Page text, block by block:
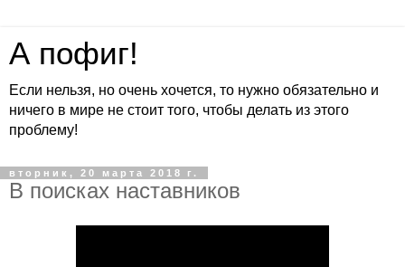
А пофиг!
Если нельзя, но очень хочется, то нужно обязательно и
ничего в мире не стоит того, чтобы делать из этого
проблему!
вторник, 20 марта 2018 г.
В поисках наставников